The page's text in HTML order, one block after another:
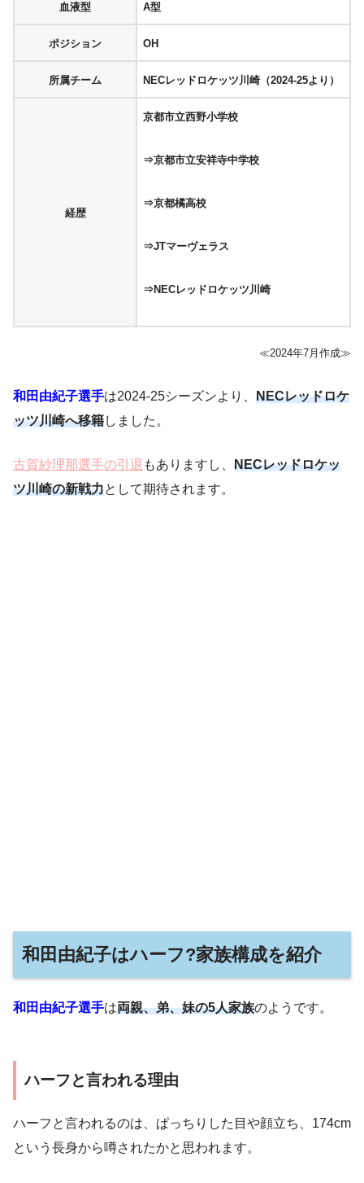
血液型 A型
ポジション OH
所属チーム NECレッドロケッツ川崎（2024-25より）
経歴
京都市立西野小学校
⇒京都市立安祥寺中学校
⇒京都橘高校
⇒JTマーヴェラス
⇒NECレッドロケッツ川崎
≪2024年7月作成≫
和田由紀子選手は2024-25シーズンより、 NECレッドロケ
ッツ川崎へ移籍しました。
古賀紗理那選手の引退 もありますし、 NECレッドロケッ
ツ川崎の新戦力として期待されます。
和田由紀子はハーフ?家族構成を紹介
和田由紀子選手は両親、弟、妹の5人家族のようです。
ハーフと言われる理由
ハーフと言われるのは、ぱっちりした目や顔立ち、174cm
という長身から噂されたかと思われます。